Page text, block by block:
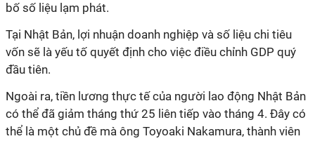
bố số liệu lạm phát.
Tại Nhật Bản, lợi nhuận doanh nghiệp và số liệu chi tiêu
vốn sẽ là yếu tố quyết định cho việc điều chỉnh GDP quý
đầu tiên.
Ngoài ra, tiền lương thực tế của người lao động Nhật Bản
có thể đã giảm tháng thứ 25 liên tiếp vào tháng 4. Đây có
thể là một chủ đề mà ông Toyoaki Nakamura, thành viên